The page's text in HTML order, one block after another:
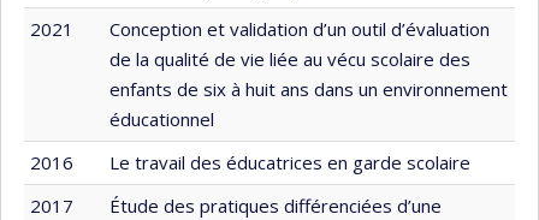
2021
Conception et validation d’un outil d’évaluation
de la qualité de vie liée au vécu scolaire des
enfants de six à huit ans dans un environnement
éducationnel
2016
Le travail des éducatrices en garde scolaire
2017
Étude des pratiques différenciées d’une